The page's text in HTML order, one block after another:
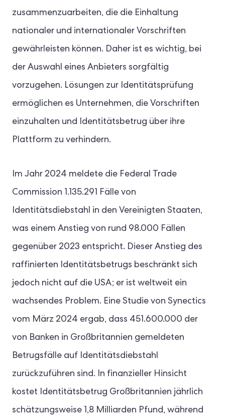
zusammenzuarbeiten, die die Einhaltung
nationaler und internationaler Vorschriften
gewährleisten können. Daher ist es wichtig, bei
der Auswahl eines Anbieters sorgfältig
vorzugehen. Lösungen zur Identitätsprüfung
ermöglichen es Unternehmen, die Vorschriften
einzuhalten und Identitätsbetrug über ihre
Plattform zu verhindern.
Im Jahr 2024 meldete die Federal Trade
Commission 1.135.291 Fälle von
Identitätsdiebstahl in den Vereinigten Staaten,
was einem Anstieg von rund 98.000 Fällen
gegenüber 2023 entspricht. Dieser Anstieg des
raffinierten Identitätsbetrugs beschränkt sich
jedoch nicht auf die USA; er ist weltweit ein
wachsendes Problem. Eine Studie von Synectics
vom März 2024 ergab, dass 451.600.000 der
von Banken in Großbritannien gemeldeten
Betrugsfälle auf Identitätsdiebstahl
zurückzuführen sind. In finanzieller Hinsicht
kostet Identitätsbetrug Großbritannien jährlich
schätzungsweise 1,8 Milliarden Pfund, während